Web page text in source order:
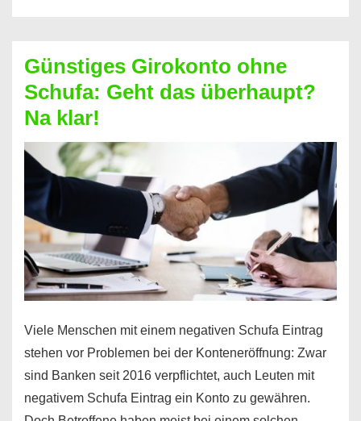
dabei
profitieren
–
So
funktioniert’s
Günstiges Girokonto ohne
Schufa: Geht das überhaupt?
Na klar!
Viele Menschen mit einem negativen Schufa Eintrag
stehen vor Problemen bei der Konteneröffnung: Zwar
sind Banken seit 2016 verpflichtet, auch Leuten mit
negativem Schufa Eintrag ein Konto zu gewähren.